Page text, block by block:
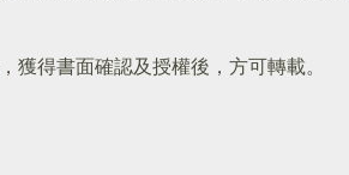
，獲得書面確認及授權後，方可轉載。